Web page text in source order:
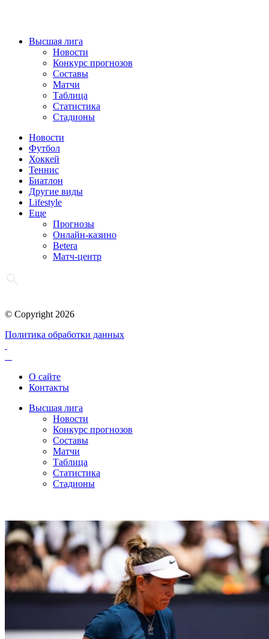
Высшая лига
Новости
Конкурс прогнозов
Составы
Матчи
Таблица
Статистика
Стадионы
Новости
Футбол
Хоккей
Теннис
Биатлон
Другие виды
Lifestyle
Еще
Прогнозы
Онлайн-казино
Betera
Матч-центр
© Copyright 2026
Политика обработки данных
О сайте
Контакты
Высшая лига
Новости
Конкурс прогнозов
Составы
Матчи
Таблица
Статистика
Стадионы